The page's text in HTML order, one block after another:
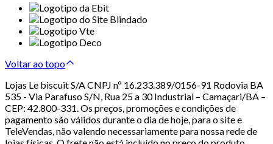
Voltar ao topo
Lojas Le biscuit S/A CNPJ nº 16.233.389/0156-91 Rodovia BA
535 - Via Parafuso S/N, Rua 25 a 30 Industrial – Camaçari/BA –
CEP: 42.800-331. Os preços, promoções e condições de
pagamento são válidos durante o dia de hoje, para o site e
TeleVendas, não valendo necessariamente para nossa rede de